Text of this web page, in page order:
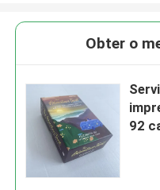
Obter o
92